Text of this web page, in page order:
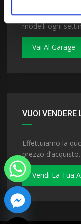
Dai un'occhiata
modelli ogni
Vai Al Garage
VUOI VENDERE
Effettuiamo la
prezzo d’acquisto.
Vendi La Tua